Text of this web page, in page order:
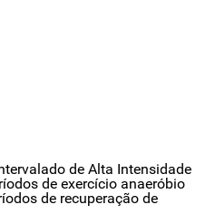
de Alta Intensidade
de exercício anaeróbio
de recuperação de